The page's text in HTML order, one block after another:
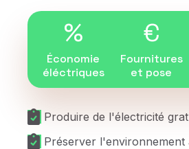
%
Économie
éléctriques
€
Fournitures
et pose
Produire de l'électricité
Préserver l'environnement